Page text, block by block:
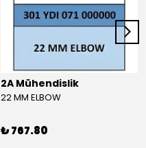
2A Mühendislik
22 MM ELBOW
₺ 767.80